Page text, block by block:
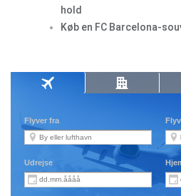
hold
Køb en FC Barcelona-